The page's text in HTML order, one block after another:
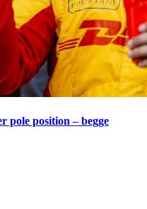
pole position – begge